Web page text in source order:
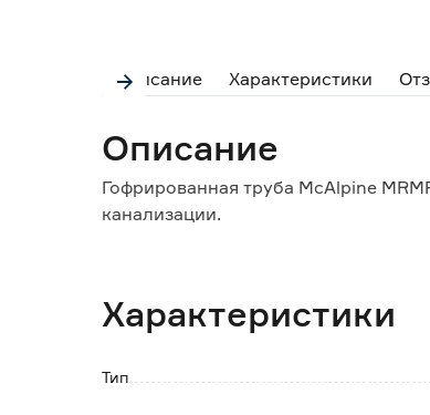
Описание Характеристики
Описание
Гофрированная труба McAlpine
канализации.
Характеристики
Тип